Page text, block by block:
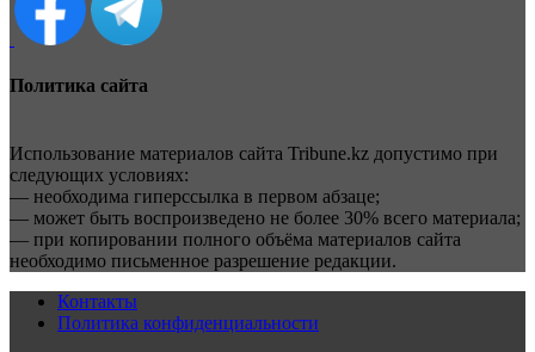
Политика сайта
Использование материалов сайта Tribune.kz допустимо при
следующих условиях:
— необходима гиперссылка в первом абзаце;
— может быть воспроизведено не более 30% всего материала;
— при копировании полного объёма материалов сайта
необходимо письменное разрешение редакции.
Контакты
Политика конфиденциальности